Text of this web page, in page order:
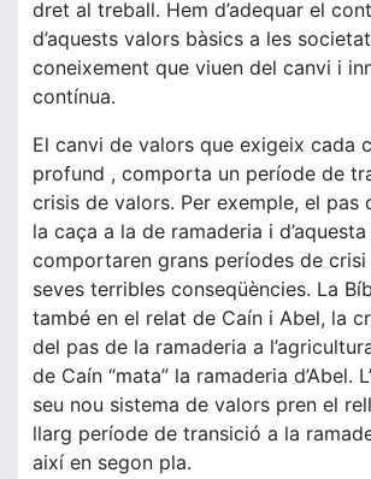
dret al treball. Hem d’adequar el
d’aquests valors bàsics a les
coneixement que viuen del canvi i
contínua.
El canvi de valors que exigeix cada
profund , comporta un període de
crisis de valors. Per exemple, el pas
la caça a la de ramaderia i d’aquesta
comportaren grans períodes de
seves terribles conseqüències. La
també en el relat de Caín i Abel, la
del pas de la ramaderia a
de Caín “mata” la ramaderia d’Abel.
seu nou sistema de valors pren el
llarg període de transició a la
així en segon pla.